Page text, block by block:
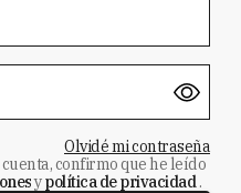
Olvidé mi contraseña
confirmo que he leído
ypolítica de privacidad.